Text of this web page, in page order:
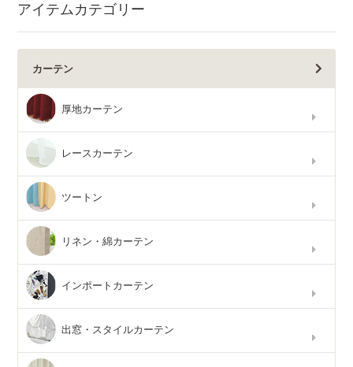
アイテムカテゴリー
カーテン
厚地カーテン
レースカーテン
ツートン
リネン・綿カーテン
インポートカーテン
出窓・スタイルカーテン